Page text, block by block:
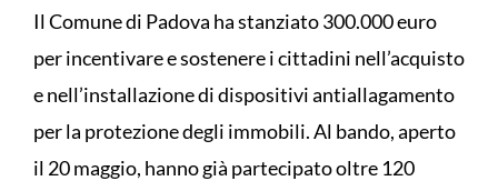
Il Comune di Padova ha stanziato 300.000 euro
per incentivare e sostenere i cittadini nell’acquisto
e nell’installazione di dispositivi antiallagamento
per la protezione degli immobili. Al bando, aperto
il 20 maggio, hanno già partecipato oltre 120